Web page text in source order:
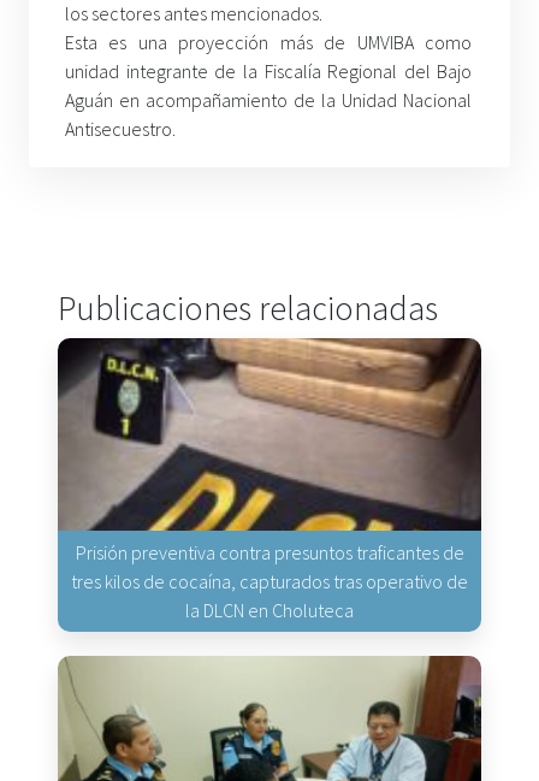
los sectores antes mencionados.
Esta es una proyección más de UMVIBA como
unidad integrante de la Fiscalía Regional del Bajo
Aguán en acompañamiento de la Unidad Nacional
Antisecuestro.
Publicaciones relacionadas
Prisión preventiva contra presuntos traficantes de
tres kilos de cocaína, capturados tras operativo de
la DLCN en Choluteca